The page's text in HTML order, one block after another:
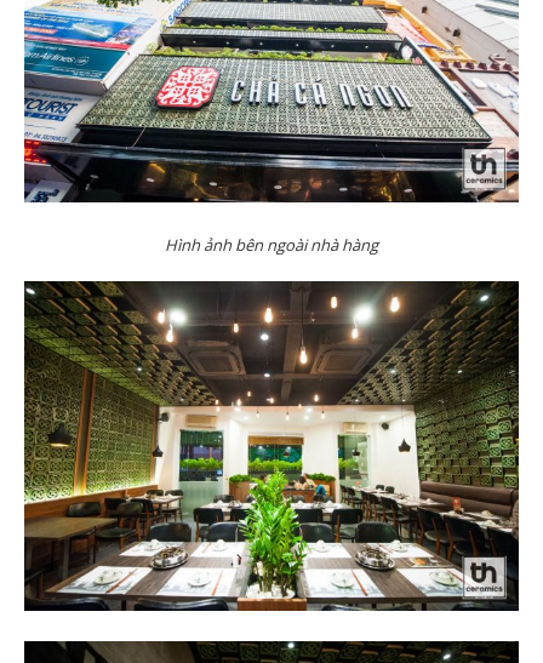
Hình ảnh bên ngoài nhà hàng